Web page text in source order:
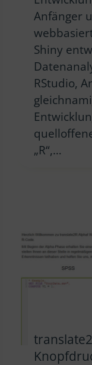
Anfänger
Shiny
RStudio,
„R“,…